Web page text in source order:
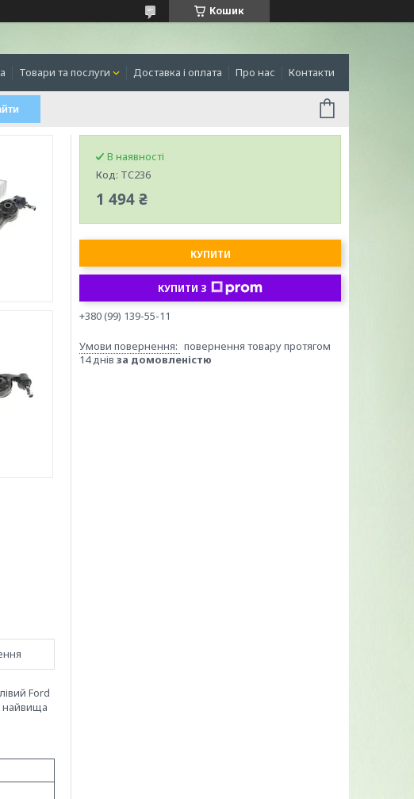
Кошик
Товари та послуги Доставка і оплата Про нас Контакти
Ford
найвища
В наявності
Код: TC236
1 494 ₴
КУПИТИ
КУПИТИ З
+380 (99) 139-55-11
повернення товару протягом
14 днів за домовленістю